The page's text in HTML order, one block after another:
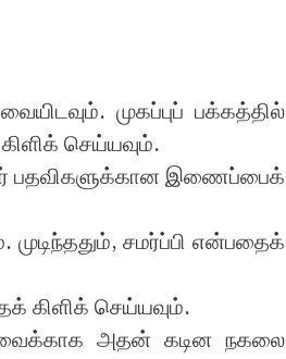
முகப்புப் பக்கத்தில்
செய்யவும்.
பதவிகளுக்கான இணைப்பைக்
சமர்ப்பி என்பதைக்
கிளிக் செய்யவும்.
அதன் கடின நகலை